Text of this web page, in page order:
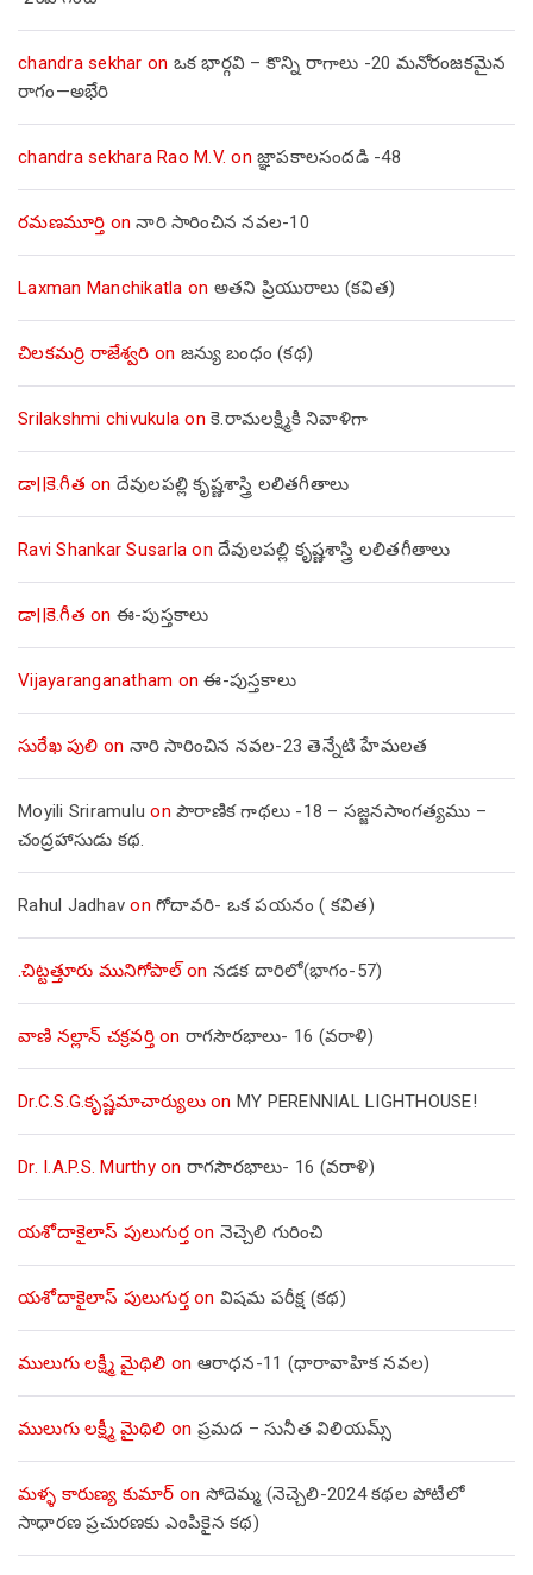
chandra sekhar on ఒక భార్గవి – కొన్ని రాగాలు -20 మనోరంజకమైన
రాగం—అభేరి
chandra sekhara Rao M.V. on జ్ఞాపకాలసందడి -48
రమణమూర్తి onనారి సారించిన నవల-10
Laxman Manchikatla on అతని ప్రియురాలు (కవిత)
చిలకమర్రి రాజేశ్వరి on జన్యు బంధం (కథ)
Srilakshmi chivukula on కె.రామలక్ష్మికి నివాళిగా
డా||కె.గీత on దేవులపల్లి కృష్ణశాస్త్రి లలితగీతాలు
Ravi Shankar Susarla on దేవులపల్లి కృష్ణశాస్త్రి లలితగీతాలు
డా||కె.గీత on ఈ-పుస్తకాలు
Vijayaranganatham onఈ-పుస్తకాలు
సురేఖ పులి on నారి సారించిన నవల-23 తెన్నేటి హేమలత
Moyili Sriramulu on పౌరాణిక గాథలు -18 – సజ్జనసాంగత్యము –
చంద్రహాసుడు కథ.
Rahul Jadhav on గోదావరి- ఒక పయనం ( కవిత)
.చిట్టత్తూరు మునిగోపాల్on నడక దారిలో(భాగం-57)
వాణి నల్లాన్ చక్రవర్తిon రాగసౌరభాలు- 16 (వరాళి)
Dr.C.S.G.కృష్ణమాచార్యులుon MY PERENNIAL LIGHTHOUSE!
Dr. I.A.P.S. Murthyon రాగసౌరభాలు- 16 (వరాళి)
యశోదాకైలాస్ పులుగుర్తon నెచ్చెలి గురించి
యశోదాకైలాస్ పులుగుర్తon విషమ పరీక్ష (క‌థ‌)
ములుగు లక్ష్మీ మైథిలి on ఆరాధన-11 (ధారావాహిక నవల)
ములుగు లక్ష్మీ మైథిలి on ప్రమద – సునీత విలియమ్స్
మళ్ళ కారుణ్య కుమార్ on సోదెమ్మ (నెచ్చెలి-2024 కథల పోటీలో
సాధారణ ప్రచురణకు ఎంపికైన కథ)